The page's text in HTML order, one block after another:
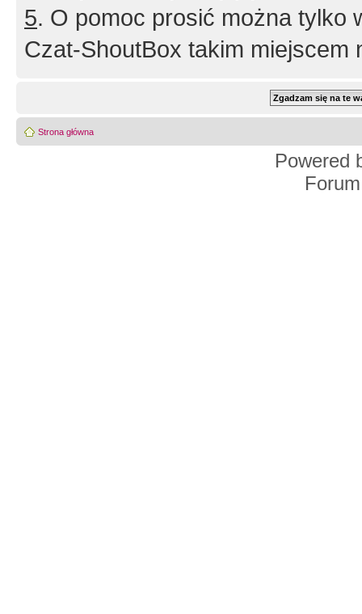
5. O pomoc prosić można tylko
Czat-ShoutBox takim miejscem
Strona główna
Powered